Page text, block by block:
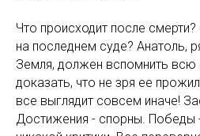
Что происходит после
на последнем суде? Анатоль,
Земля, должен вспомнить
доказать, что не зря ее
все выглядит совсем иначе!
Достижения - спорны.